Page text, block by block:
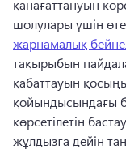
қанағаттануын
шолулары үшін
жарнамалық
тақырыбын
қабаттауын
қойындысындағы
көрсетілетін
жұлдызға дейін